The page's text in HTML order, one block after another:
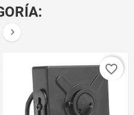

favorite_border